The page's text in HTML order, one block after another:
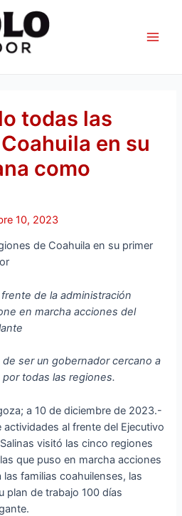
todas las
en su
como
10, 2023
de Coahuila en su primer
de la administración
en marcha acciones del
ser un gobernador cercano a
todas las regiones.
a 10 de diciembre de 2023.-
actividades al frente del Ejecutivo
visitó las cinco regiones
que puso en marcha acciones
familias coahuilenses, las
plan de trabajo 100 días